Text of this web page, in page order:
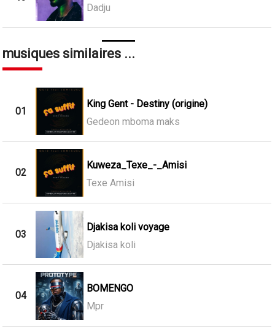
Dadju
musiques similaires ...
01
King Gent - Destiny (origine)
Gedeon mboma maks
02
Kuweza_Texe_-_Amisi
Texe Amisi
03
Djakisa koli voyage
Djakisa koli
04
BOMENGO
Mpr